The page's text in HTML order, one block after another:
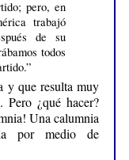
pero, en
trabajó
de su
todos
y que resulta muy
¿qué hacer?
Una calumnia
por medio de